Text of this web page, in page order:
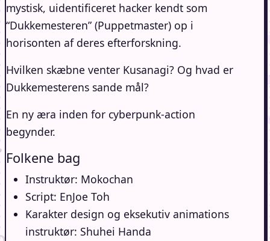
mystisk, uidentificeret hacker kendt som
“Dukkemesteren” (Puppetmaster) op i
horisonten af ​​deres efterforskning.
Hvilken skæbne venter Kusanagi? Og hvad er
Dukkemesterens sande mål?
En ny æra inden for cyberpunk-action
begynder.
Folkene bag
Instruktør: Mokochan
Script: EnJoe Toh
Karakter design og eksekutiv animations
instruktør: Shuhei Handa